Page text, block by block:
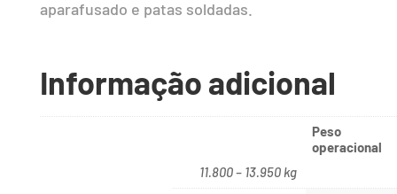
aparafusado e patas soldadas.
Informação adicional
Peso
operacional
11.800 – 13.950 kg